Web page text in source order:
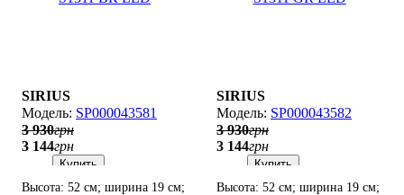
SIRIUS
SP000043581
3 930грн
3 144грн
Купить
Высота: 52 см; ширина 19 см;
SIRIUS
SP000043582
3 930грн
3 144грн
Купить
Высота: 52 см; ширина 19 см;